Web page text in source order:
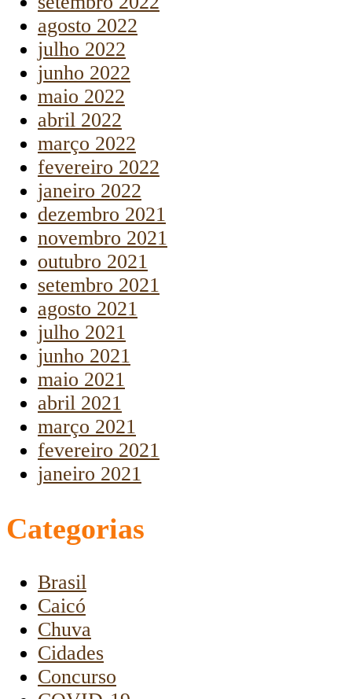
agosto 2022
julho 2022
junho 2022
maio 2022
abril 2022
março 2022
fevereiro 2022
janeiro 2022
dezembro 2021
novembro 2021
outubro 2021
setembro 2021
agosto 2021
julho 2021
junho 2021
maio 2021
abril 2021
março 2021
fevereiro 2021
janeiro 2021
Categorias
Brasil
Caicó
Chuva
Cidades
Concurso